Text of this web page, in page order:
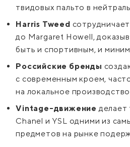
твидовых пальто в
Harris Tweed
до Margaret Howell,
быть и спортивным, и
Российские бренды
с современным кроем,
на локальное
Vintage-движение делает
Chanel и YSL одними из
предметов на рынке